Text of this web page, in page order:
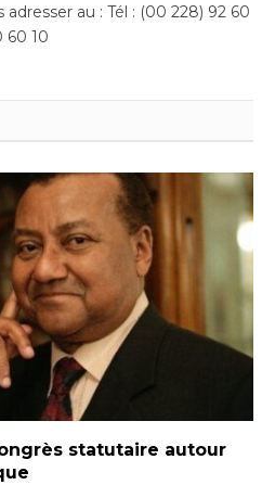
adresser au : Tél : (00 228) 92 60
60 10
statutaire autour